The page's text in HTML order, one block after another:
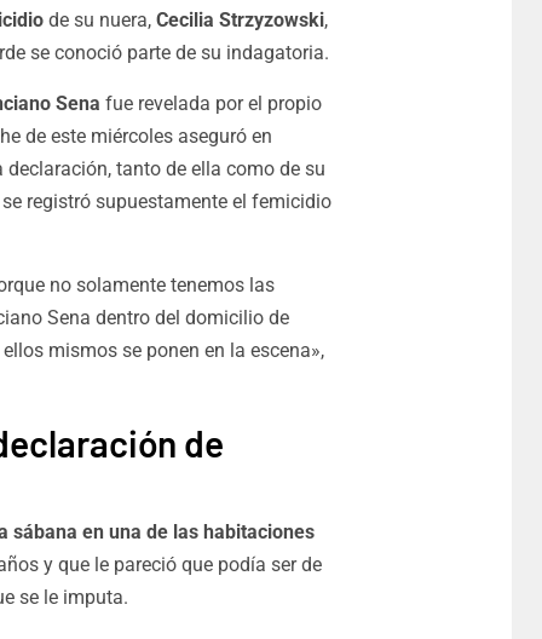
de su nuera, Cecilia Strzyzowski,
se conoció parte de su indagatoria.
Sena fue revelada por el propio
de este miércoles aseguró en
tanto de ella como de su
registró supuestamente el femicidio
no solamente tenemos las
Sena dentro del domicilio de
mismos se ponen en la escena»,
de
sábana en una de las habitaciones
y que le pareció que podía ser de
se le imputa.